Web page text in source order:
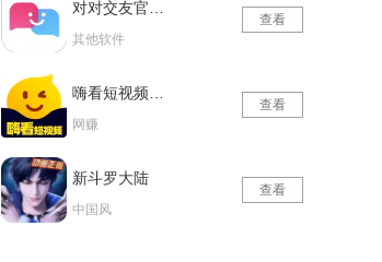
其他软件
查看
网赚
查看
新斗罗大陆
中国风
查看